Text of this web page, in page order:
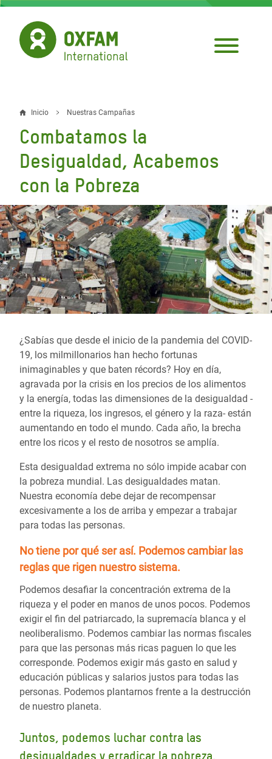
Pasar
contenido
principal
Sobrescribir
enlaces
de
ayuda
a
la
navegación
Inicio Nuestras Campañas
Combatamos la
Desigualdad, Acabemos
con la Pobreza
¿Sabías que desde el inicio de la pandemia del COVID-
19, los milmillonarios han hecho fortunas
inimaginables y que baten récords? Hoy en día,
agravada por la crisis en los precios de los alimentos
y la energía, todas las dimensiones de la desigualdad -
entre la riqueza, los ingresos, el género y la raza- están
aumentando en todo el mundo. Cada año, la brecha
entre los ricos y el resto de nosotros se amplía.
Esta desigualdad extrema no sólo impide acabar con
la pobreza mundial. Las desigualdades matan.
Nuestra economía debe dejar de recompensar
excesivamente a los de arriba y empezar a trabajar
para todas las personas.
No tiene por qué ser así. Podemos cambiar las
reglasque rigen nuestro sistema.
Podemos desafiar la concentración extrema de la
riqueza y el poder en manos de unos pocos. Podemos
exigir el fin del patriarcado, la supremacía blanca y el
neoliberalismo. Podemos cambiar las normas fiscales
para que las personas más ricas paguen lo que les
corresponde. Podemos exigir más gasto en salud y
educación públicas y salarios justos para todas las
personas. Podemos plantarnos frente a la destrucción
de nuestro planeta.
Juntos, podemos luchar contra las
desigualdades y erradicar la pobreza.